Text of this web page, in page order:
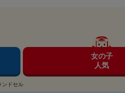
女の子
人気
ンドセル